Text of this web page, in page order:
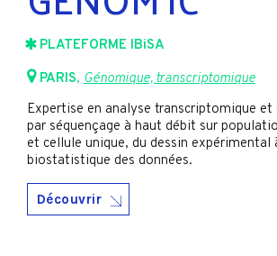
PLATEFORME IBiSA
PARIS, Génomique, transcriptomique
Expertise en analyse transcriptomique et
par séquençage à haut débit sur
et cellule unique, du dessin expérimental
biostatistique des données.
Découvrir